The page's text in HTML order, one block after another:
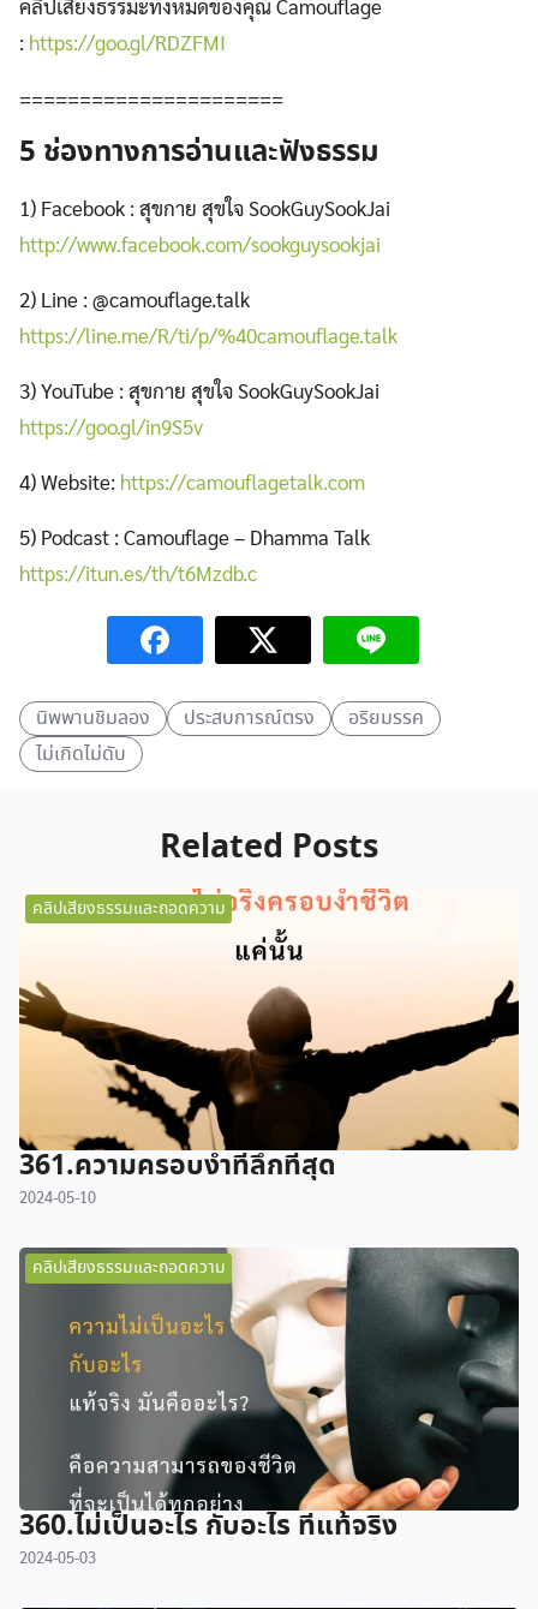
คลิปเสียงธรรมะทั้งหมดของคุณ Camouflage
: https://goo.gl/RDZFMI
======================
5 ช่องทางการอ่านและฟังธรรม
1) Facebook : สุขกาย สุขใจ SookGuySookJai
http://www.facebook.com/sookguysookjai
2) Line : @camouflage.talk
https://line.me/R/ti/p/%40camouflage.talk
3) YouTube : สุขกาย สุขใจ SookGuySookJai
https://goo.gl/in9S5v
4) Website: https://camouflagetalk.com
5) Podcast : Camouflage – Dhamma Talk
https://itun.es/th/t6Mzdb.c
นิพพานชิมลอง ประสบการณ์ตรง
อริยมรรค
ไม่เกิดไม่ดับ
Related Posts
คลิปเสียงธรรมและถอดความ
361.ความครอบงำที่ลึกที่สุด
2024-05-10
คลิปเสียงธรรมและถอดความ
360.ไม่เป็นอะไร กับอะไร ที่แท้จริง
2024-05-03